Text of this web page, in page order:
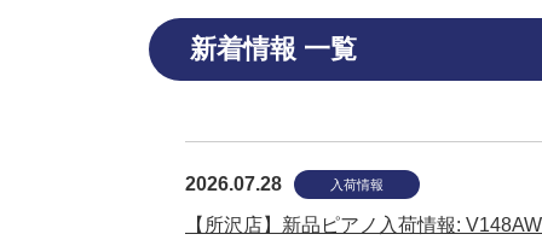
新着情報 一覧
2026.07.28 入荷情報
【所沢店】新品ピアノ入荷情報: